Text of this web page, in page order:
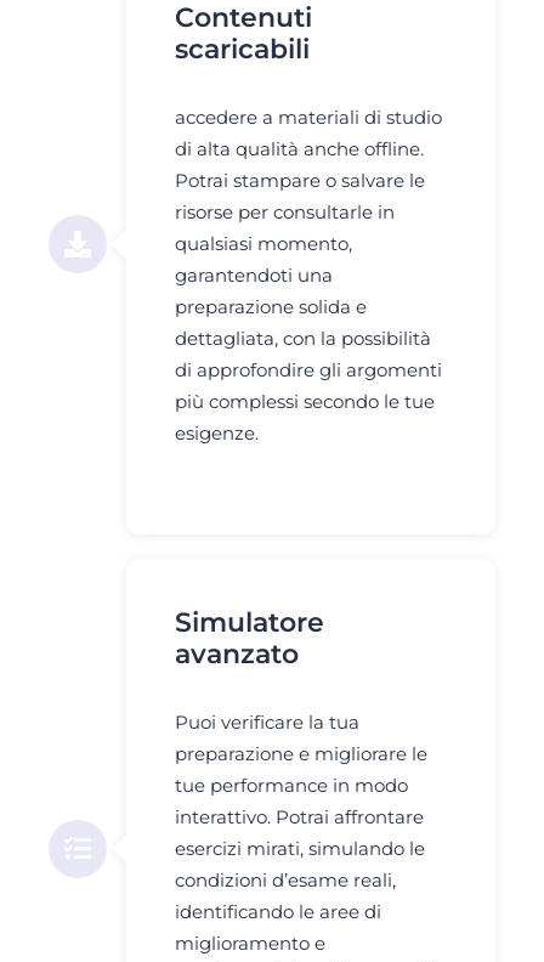
Contenuti
scaricabili
accedere a materiali di studio
di alta qualità anche offline.
Potrai stampare o salvare le
risorse per consultarle in
qualsiasi momento,
garantendoti una
preparazione solida e
dettagliata, con la possibilità
di approfondire gli argomenti
più complessi secondo le tue
esigenze.
Simulatore
avanzato
Puoi verificare la tua
preparazione e migliorare le
tue performance in modo
interattivo. Potrai affrontare
esercizi mirati, simulando le
condizioni d’esame reali,
identificando le aree di
miglioramento e